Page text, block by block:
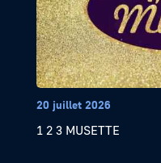
20 juillet 2026
1 2 3 MUSETTE